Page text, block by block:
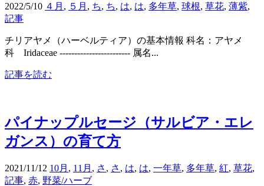
2022/5/10 ４月 , ５月 , ち, ち, は, は, 多年草, 球根, 草花, 薄紫,
記事
チリアヤメ（ハーベルティア）の基本情報 科名：アヤメ
科 Iridaceae ------------------------ 属名...
記事を読む
パイナップルセージ（サルビア・エレ
ガンス）の育て方
2021/11/12 10月 , 11月 , さ , さ , は, は, 一年草, 多年草, 紅, 草花,
記事, 赤, 野菜/ハーブ